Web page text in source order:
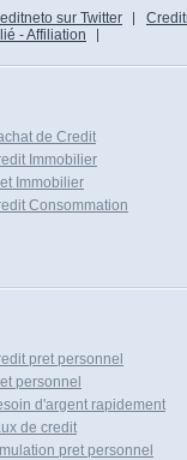
sur Twitter
- Affiliation
de Credit
Immobilier
Immobilier
Consommation
pret personnel
personnel
d'argent rapidement
de credit
pret personnel